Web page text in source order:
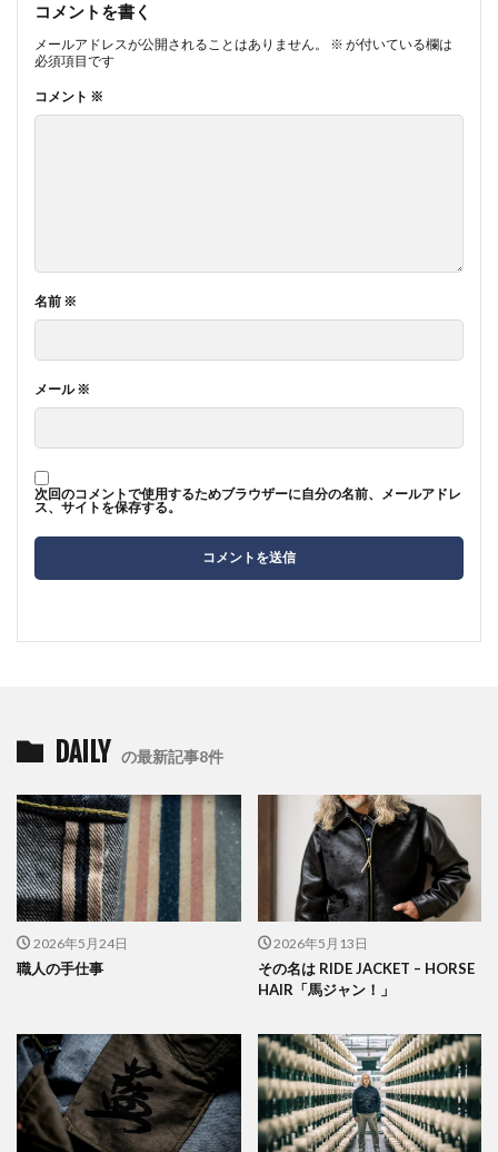
コメントを書く
メールアドレスが公開されることはありません。 ※ が付いている欄は
必須項目です
コメント ※
名前 ※
メール※
次回のコメントで使用するためブラウザーに自分の名前、メールアドレ
ス、サイトを保存する。
DAILY の最新記事8件
2026年5月24日
職人の手仕事
2026年5月13日
その名は RIDE JACKET – HORSE
HAIR「馬ジャン！」